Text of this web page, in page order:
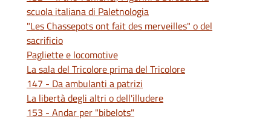
scuola italiana di Paletnologia
"Les Chassepots ont fait des merveilles" o del
sacrificio
Pagliette e locomotive
La sala del Tricolore prima del Tricolore
147 - Da ambulanti a patrizi
La libertà degli altri o dell'illudere
153 - Andar per "bibelots"